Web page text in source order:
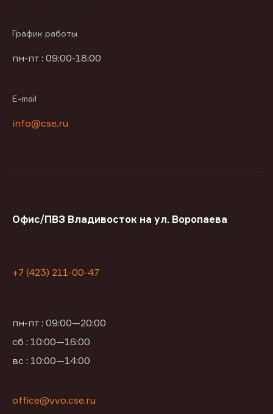
График работы
пн-пт : 09:00-18:00
E-mail
info@cse.ru
Офис/ПВЗ Владивосток на ул. Воропаева
+7 (423) 211-00-47
пн-пт : 09:00—20:00
сб : 10:00—16:00
вс : 10:00—14:00
office@vvo.cse.ru